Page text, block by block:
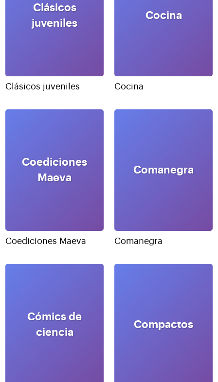
Clásicos
juveniles
Clásicos juveniles
Cocina
Cocina
Coediciones
Maeva
Coediciones Maeva
Comanegra
Comanegra
Cómics de
ciencia
Compactos